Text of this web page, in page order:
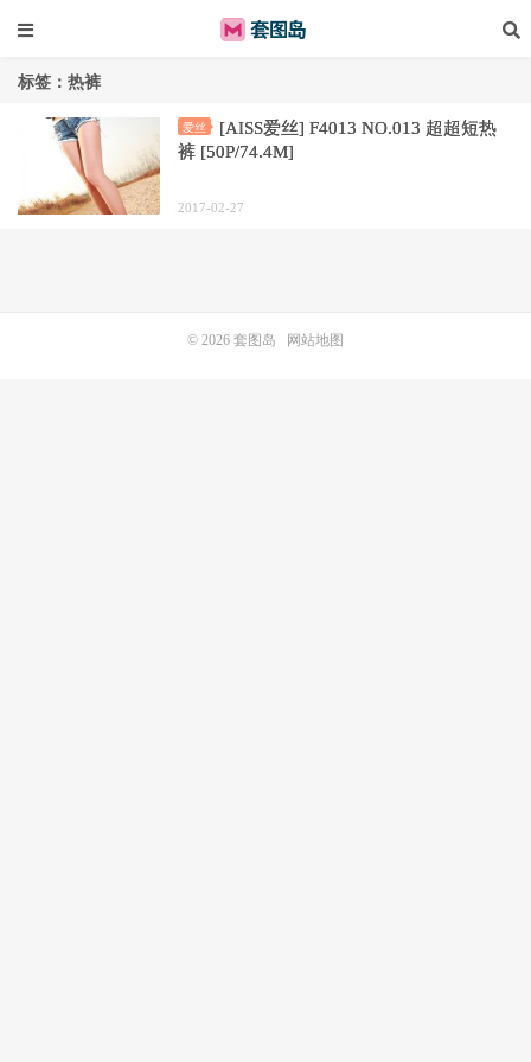
标签：热裤
爱丝
[AISS爱丝] F4013 NO.013 超超短热
裤 [50P/74.4M]
2017-02-27
© 2026 套图岛 网站地图